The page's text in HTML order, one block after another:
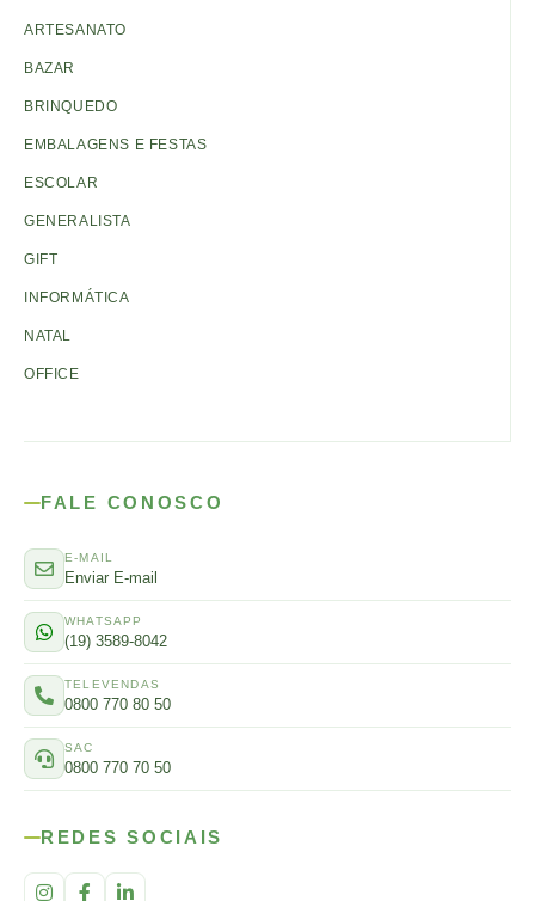
ARTESANATO
BAZAR
BRINQUEDO
EMBALAGENS E FESTAS
ESCOLAR
GENERALISTA
GIFT
INFORMÁTICA
NATAL
OFFICE
FALE CONOSCO
E-MAIL
Enviar E-mail
WHATSAPP
(19) 3589-8042
TELEVENDAS
0800 770 80 50
SAC
0800 770 70 50
REDES SOCIAIS